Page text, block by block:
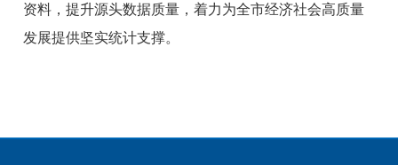
资料，提升源头数据质量，着力为全市经济社会高质量
发展提供坚实统计支撑。